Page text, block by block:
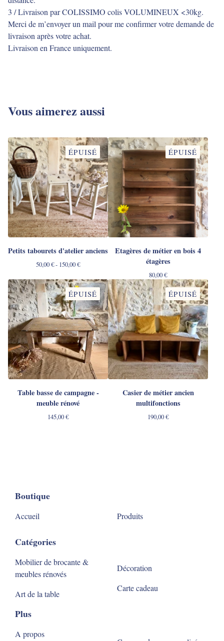
3 / Livraison par COLISSIMO colis VOLUMINEUX <30kg.
Merci de m’envoyer un mail pour me confirmer votre demande de
livraison après votre achat.
Livraison en France uniquement.
Vous aimerez aussi
ÉPUISÉ
Petits tabourets d'atelier anciens
50,00€- 150,00€
ÉPUISÉ
Etagères de métier en bois 4
étagères
80,00€
ÉPUISÉ
Table basse de campagne -
meuble rénové
145,00€
ÉPUISÉ
Casier de métier ancien
multifonctions
190,00€
Boutique
Accueil Produits
Catégories
Mobilier de brocante &
meubles rénovés
Art de la table
Décoration
Carte cadeau
Plus
A propos